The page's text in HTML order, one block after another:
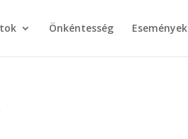
Önkéntesség Események